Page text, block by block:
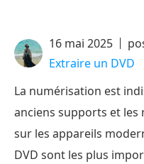
16 mai 2025
Extraire un DVD
La numérisation est
anciens supports et les
sur les appareils
DVD sont les plus